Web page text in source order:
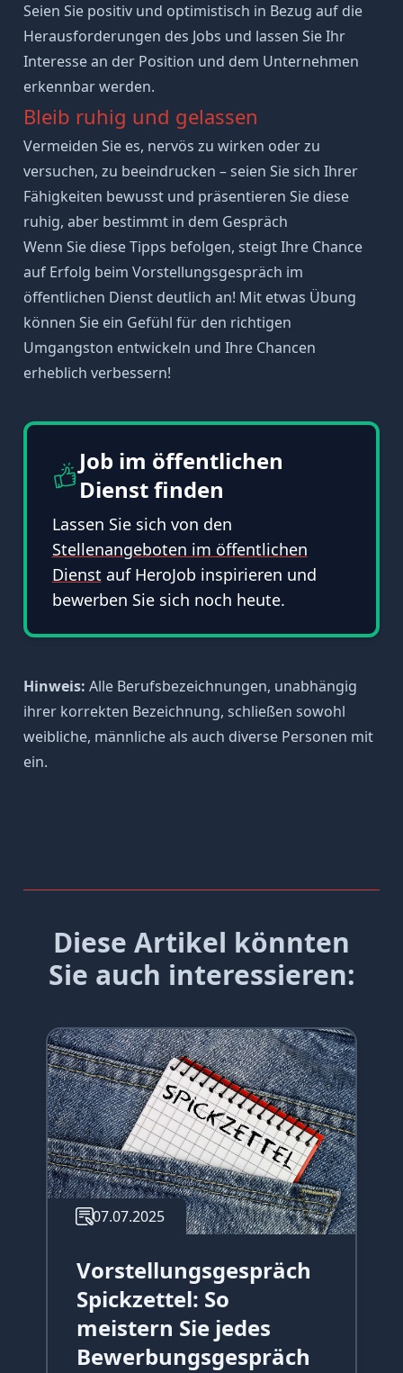
Seien Sie positivund optimistisch in Bezug auf die
Herausforderungen des Jobs und lassen Sie Ihr
Interesse an der Position und dem Unternehmen
erkennbar werden.
Bleib ruhig und gelassen
Vermeiden Sie es, nervös zu wirken oder zu
versuchen, zu beeindrucken – seien Sie sich Ihrer
Fähigkeiten bewusst und präsentieren Sie diese
ruhig, aber bestimmt in dem Gespräch
Wenn Sie diese Tipps befolgen, steigt Ihre Chance
auf Erfolg beim Vorstellungsgespräch im
öffentlichen Dienst deutlich an! Mit etwas Übung
können Sie ein Gefühl für den richtigen
Umgangston entwickeln und Ihre Chancen
erheblich verbessern!
Job im öffentlichen
Dienst finden
Lassen Sie sich von den
Stellenangeboten im öffentlichen
Dienst auf HeroJob inspirieren und
bewerben Sie sich noch heute.
Hinweis: Alle Berufsbezeichnungen, unabhängig
ihrer korrekten Bezeichnung, schließen sowohl
weibliche, männliche als auch diverse Personen mit
ein.
Diese Artikel könnten
Sie auch interessieren:
07.07.2025
Vorstellungsgespräch
Spickzettel: So
meistern Sie jedes
Bewerbungsgespräch